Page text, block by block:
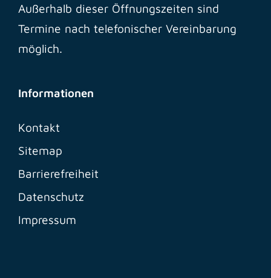
Außerhalb dieser Öffnungszeiten sind
Termine nach telefonischer Vereinbarung
möglich.
Informationen
Kontakt
Sitemap
Barrierefreiheit
Datenschutz
Impressum